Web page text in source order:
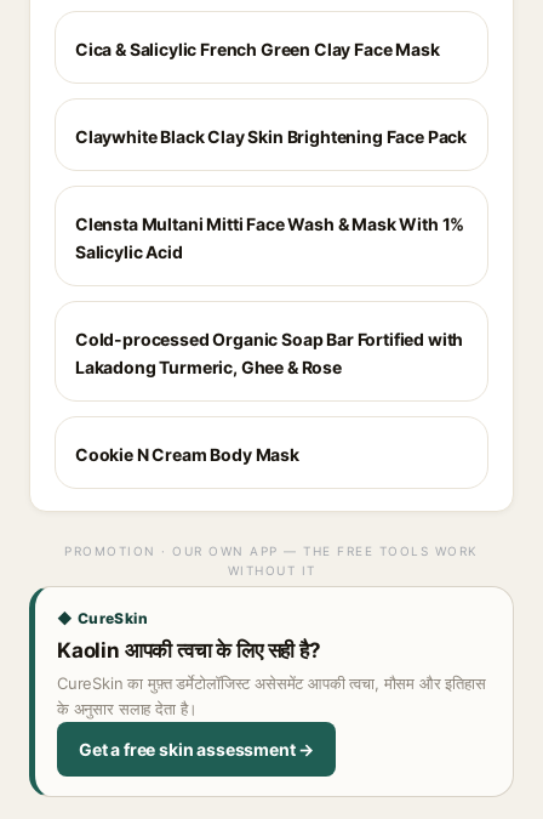
Cica & Salicylic French Green Clay Face Mask
Claywhite Black Clay Skin Brightening Face Pack
Clensta Multani Mitti Face Wash & Mask With 1%
Salicylic Acid
Cold-processed Organic Soap Bar Fortified with
Lakadong Turmeric, Ghee & Rose
Cookie N Cream Body Mask
PROMOTION · OUR OWN APP — THE FREE TOOLS WORK
WITHOUT IT
◆ CureSkin
Kaolin आपकी त्वचा के लिए सही है?
CureSkin का मुफ़्त डर्मेटोलॉजिस्ट असेसमेंट आपकी त्वचा, मौसम और इतिहास
के अनुसार सलाह देता है।
Get a free skin assessment →